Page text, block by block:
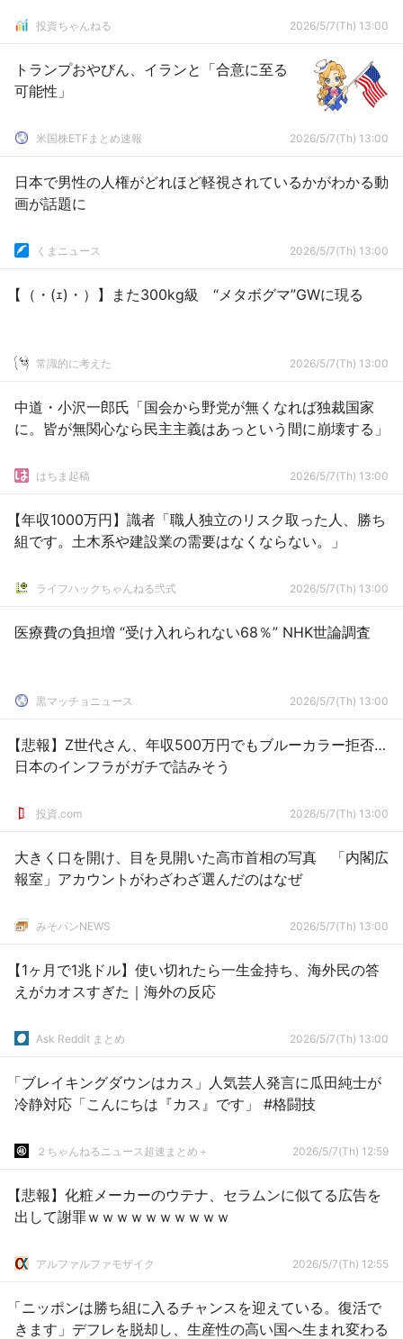
投資ちゃんねる 2026/5/7(Th) 13:00
トランプおやびん、イランと「合意に至る
可能性」
米国株ETFまとめ速報 2026/5/7(Th) 13:00
日本で男性の人権がどれほど軽視されているかがわかる動
画が話題に
くまニュース 2026/5/7(Th) 13:00
【（・(ｪ)・）】また300kg級 “メタボグマ”GWに現る
常識的に考えた 2026/5/7(Th) 13:00
中道・小沢一郎氏「国会から野党が無くなれば独裁国家
に。皆が無関心なら民主主義はあっという間に崩壊する」
はちま起稿 2026/5/7(Th) 13:00
【年収1000万円】識者「職人独立のリスク取った人、勝ち
組です。土木系や建設業の需要はなくならない。」
ライフハックちゃんねる弐式 2026/5/7(Th) 13:00
医療費の負担増 “受け入れられない68％” NHK世論調査
黒マッチョニュース 2026/5/7(Th) 13:00
【悲報】Z世代さん、年収500万円でもブルーカラー拒否…
日本のインフラがガチで詰みそう
投資.com 2026/5/7(Th) 13:00
大きく口を開け、目を見開いた高市首相の写真 「内閣広
報室」アカウントがわざわざ選んだのはなぜ
みそパンNEWS 2026/5/7(Th) 13:00
【1ヶ月で1兆ドル】使い切れたら一生金持ち、海外民の答
えがカオスすぎた｜海外の反応
Ask Reddit まとめ 2026/5/7(Th) 13:00
「ブレイキングダウンはカス」人気芸人発言に瓜田純士が
冷静対応「こんにちは『カス』です」 #格闘技
２ちゃんねるニュース超速まとめ＋ 2026/5/7(Th) 12:59
【悲報】化粧メーカーのウテナ、セラムンに似てる広告を
出して謝罪ｗｗｗｗｗｗｗｗｗｗ
アルファルファモザイク 2026/5/7(Th) 12:55
「ニッポンは勝ち組に入るチャンスを迎えている。復活で
きます」デフレを脱却し、生産性の高い国へ生まれ変わる